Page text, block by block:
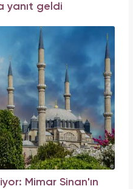
yanıt geldi
Mimar Sinan'ın